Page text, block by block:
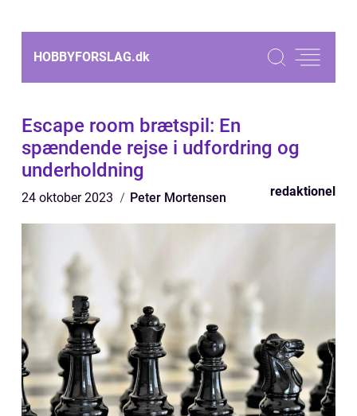
HOBBYFORSLAG.dk
Escape room brætspil: En
spændende rejse i udfordring og
underholdning
24 oktober 2023 Peter Mortensen redaktionel